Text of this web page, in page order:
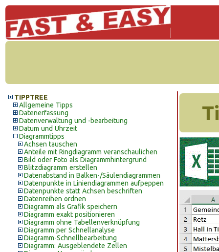
TIPPTREE
Allgemeine Tipps
Datenerfassung
Datenverwaltung und -bearbeitung
Datum und Uhrzeit
Diagrammtipps
Achsen tauschen
Anteile mit Ringdiagramm veranschaulichen
Bild oder Foto als Diagrammhintergrund
Blitzdiagramm erstellen
Datenabstand in Balken-/Säulendiagrammen
Datenpunkte in Liniendiagrammen aufpeppen
Datenpunkte statt Achsen beschriften
Datenreihen ordnen
Diagramm als Grafik speichern
Diagramm exakt positionieren
Diagramm ohne Tabellenverknüpfung
Diagramm per Schnellanalyse
Diagramm-Schnellbearbeitung
Diagramm: Ausgeblendete Zellen